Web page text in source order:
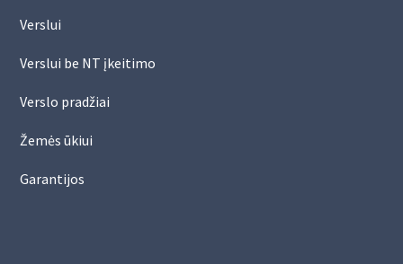
Verslui
Verslui be NT įkeitimo
Verslo pradžiai
Žemės ūkiui
Garantijos